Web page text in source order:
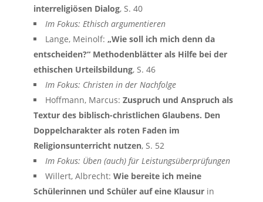
interreligiösen Dialog, S. 40
Im Fokus: Ethisch argumentieren
Lange, Meinolf: „Wie soll ich mich denn da
entscheiden?“ Methodenblätter als Hilfe bei der
ethischen Urteilsbildung, S. 46
Im Fokus: Christen in der Nachfolge
Hoffmann, Marcus: Zuspruch und Anspruch als
Textur des biblisch-christlichen Glaubens. Den
Doppelcharakter als roten Faden im
Religionsunterricht nutzen, S. 52
Im Fokus: Üben (auch) für Leistungsüberprüfungen
Willert, Albrecht: Wie bereite ich meine
Schülerinnen und Schüler auf eine Klausurin